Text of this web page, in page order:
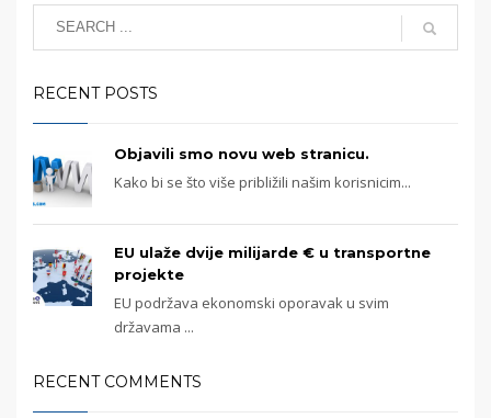
RECENT POSTS
Objavili smo novu web stranicu.
Kako bi se što više približili našim korisnicim...
EU ulaže dvije milijarde € u transportne
projekte
EU podržava ekonomski oporavak u svim
državama ...
RECENT COMMENTS